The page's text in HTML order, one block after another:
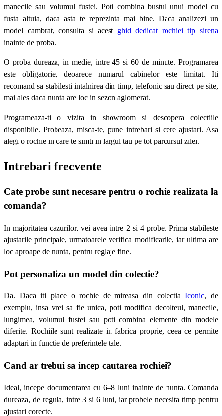
manecile sau volumul fustei. Poti combina bustul unui model cu
fusta altuia, daca asta te reprezinta mai bine. Daca analizezi un
model cambrat, consulta si acest ghid dedicat rochiei tip sirena
inainte de proba.
O proba dureaza, in medie, intre 45 si 60 de minute. Programarea
este obligatorie, deoarece numarul cabinelor este limitat. Iti
recomand sa stabilesti intalnirea din timp, telefonic sau direct pe site,
mai ales daca nunta are loc in sezon aglomerat.
Programeaza-ti o vizita in showroom si descopera colectiile
disponibile. Probeaza, misca-te, pune intrebari si cere ajustari. Asa
alegi o rochie in care te simti in largul tau pe tot parcursul zilei.
Intrebari frecvente
Cate probe sunt necesare pentru o rochie realizata la
comanda?
In majoritatea cazurilor, vei avea intre 2 si 4 probe. Prima stabileste
ajustarile principale, urmatoarele verifica modificarile, iar ultima are
loc aproape de nunta, pentru reglaje fine.
Pot personaliza un model din colectie?
Da. Daca iti place o rochie de mireasa din colectiaIconic, de
exemplu, insa vrei sa fie unica, poti modifica decolteul, manecile,
lungimea, volumul fustei sau poti combina elemente din modele
diferite. Rochiile sunt realizate in fabrica proprie, ceea ce permite
adaptari in functie de preferintele tale.
Cand ar trebui sa incep cautarea rochiei?
Ideal, incepe documentarea cu 6–8 luni inainte de nunta. Comanda
dureaza, de regula, intre 3 si 6 luni, iar probele necesita timp pentru
ajustari corecte.